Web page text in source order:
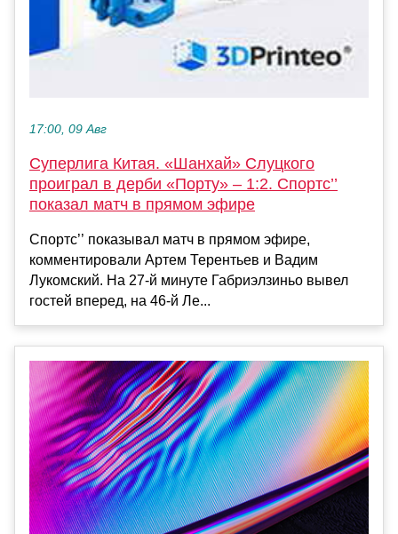
17:00, 09 Авг
Суперлига Китая. «Шанхай» Слуцкого
проиграл в дерби «Порту» – 1:2. Спортс’’
показал матч в прямом эфире
Спортс’’ показывал матч в прямом эфире,
комментировали Артем Терентьев и Вадим
Лукомский. На 27-й минуте Габриэлзиньо вывел
гостей вперед, на 46-й Ле...